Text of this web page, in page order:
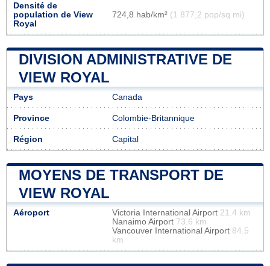
Densité de
population de View
Royal
724,8 hab/km² (1 877,2 pop/sq mi)
DIVISION ADMINISTRATIVE DE
VIEW ROYAL
Pays Canada
Province Colombie-Britannique
Région Capital
MOYENS DE TRANSPORT DE
VIEW ROYAL
Aéroport Victoria International Airport 21.4 km
Nanaimo Airport 73.6 km
Vancouver International Airport 84.5
km